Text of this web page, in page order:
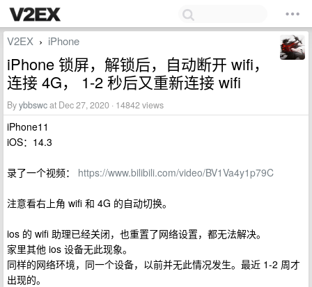
V2EX › iPhone
iPhone 锁屏，解锁后，自动断开 wifi，
连接 4G， 1-2 秒后又重新连接 wifi
Byybbswcat Dec 27, 2020 · 14842 views
iPhone11
iOS：14.3
录了一个视频： https://www.bilibili.com/video/BV1Va4y1p79C
注意看右上角 wifi 和 4G 的自动切换。
ios 的 wifi 助理已经关闭，也重置了网络设置，都无法解决。
家里其他 ios 设备无此现象。
同样的网络环境，同一个设备，以前并无此情况发生。最近 1-2 周才
出现的。